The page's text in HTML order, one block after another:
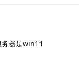
器是win11